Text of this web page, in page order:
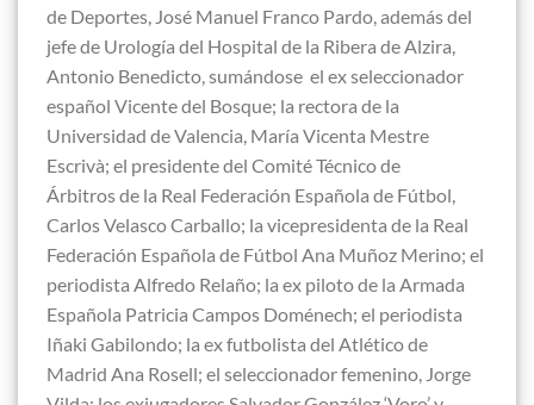
de Deportes, José Manuel Franco Pardo, además del
jefe de Urología del Hospital de la Ribera de Alzira,
Antonio Benedicto, sumándose el ex seleccionador
español Vicente del Bosque; la rectora de la
Universidad de Valencia, María Vicenta Mestre
Escrivà; el presidente del Comité Técnico de
Árbitros de la Real Federación Española de Fútbol,
Carlos Velasco Carballo; la vicepresidenta de la Real
Federación Española de Fútbol Ana Muñoz Merino; el
periodista Alfredo Relaño; la ex piloto de la Armada
Española Patricia Campos Doménech; el periodista
Iñaki Gabilondo; la ex futbolista del Atlético de
Madrid Ana Rosell; el seleccionador femenino, Jorge